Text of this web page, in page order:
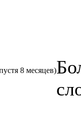
8 месяцев)